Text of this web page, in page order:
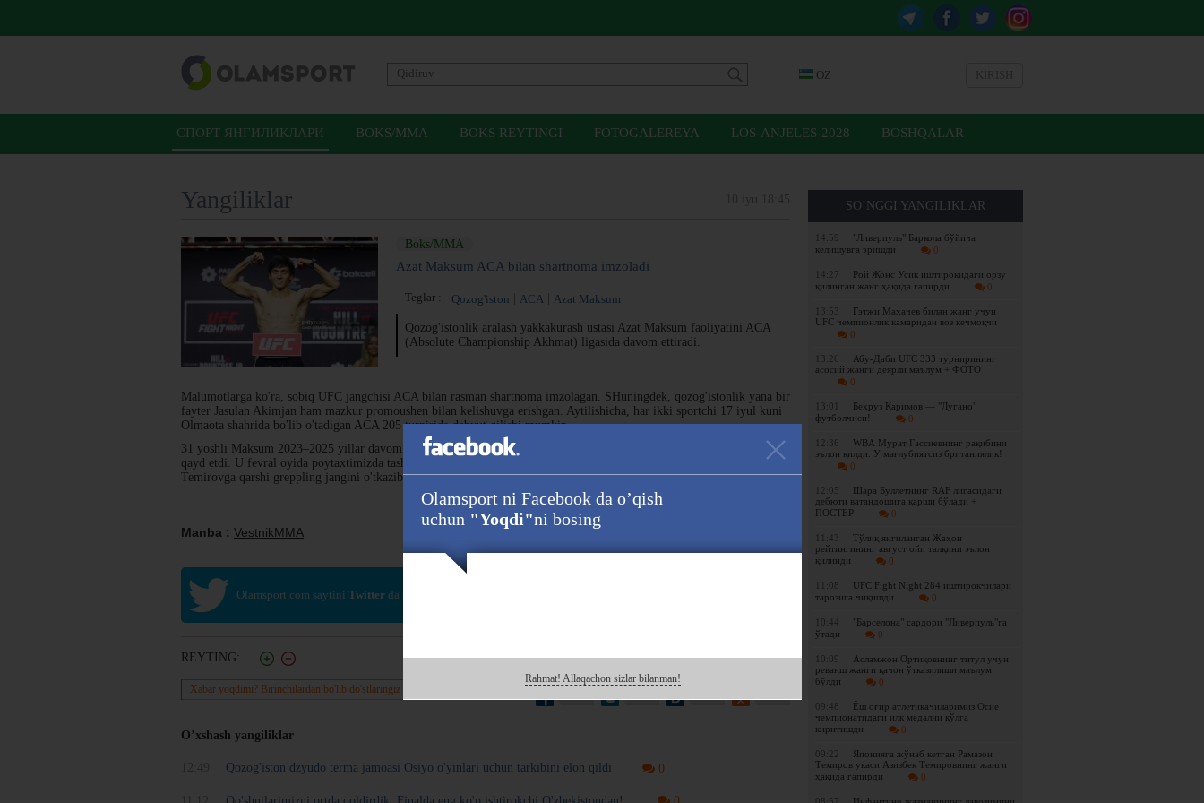
OZ
СПОРТ ЯНГИЛИКЛАРИ BOKS/MMA BOKS REYTINGI FOTOGALEREYA LOS-ANJELES-2028 BOSHQALAR
SO’NGGI YANGILIKLAR
14:59
"Ливерпуль" Баркола бўйича
келишувга эришди
0
14:27
Рой Жонс Усик иштирокидаги орзу
қилинган жанг ҳақида гапирди
0
13:53
Гэтжи Махачев билан жанг учун
UFC чемпионлик камаридан воз кечмоқчи
0
13:26
Абу-Даби UFC 333 турнирининг
асосий жанги деярли маълум + ФОТО
0
13:01
Беҳруз Каримов — "Лугано"
футболчиси!
0
12:36
WBА Мурат Гассиевнинг рақибини
эълон қилди. У мағлубиятсиз британиялик!
0
12:05
Шара Буллетнинг RAF лигасидаги
дебюти ватандошига қарши бўлади +
ПОСТЕР
0
11:43
Tўлиқ янгиланган Жаҳон
рейтингининг август ойи талқини эълон
қилинди
0
11:08
UFC Fight Night 284 иштирокчилари
тарозига чиқишди
0
10:44
"Барселона" сардори "Ливерпуль"га
ўтади
0
10:09
Асламжон Ортиқовнинг титул учун
реванш жанги қачон ўтказилиши маълум
бўлди
0
09:48
Ёш оғир атлетикачиларимиз Осиё
чемпионатидаги илк медални қўлга
киритишди
0
09:22
Японияга жўнаб кетган Рамазон
Темиров укаси Азизбек Темировнинг жанги
ҳақида гапирди
0
Yangiliklar
Boks/MMA
Azat Maksum ACA bilan shartnoma imzoladi
Teglar : Qozog'iston ACA Azat Maksum
Qozog'istonlik aralash yakkakurash ustasi Azat Maksum faoliyatini ACA
(Absolute Championship Akhmat) ligasida davom ettiradi.
Malumotlarga ko'ra, sobiq UFC jangchisi ACA bilan rasman shartnoma imzolagan. SHuningdek, qozog'istonlik yana bir
fayter Jasulan Akimjan ham mazkur promoushen bilan kelishuvga erishgan. Aytilishicha, har ikki sportchi 17 iyul kuni
Olmaota shahrida bo'lib o'tadigan ACA 205 turnirida debyut qilishi mumkin.
31 yoshli Maksum 2023–2025 yillar davomida UFC oktagonida to'rt marta jang qilib, bitta g'alaba va uchta mag'lubiyat
qayd etdi. U fevral oyida poytaxtimizda tashkil etilgan Mangu 1 musobaqasi doirasida hamyurtimiz Ramazon
Temirovga qarshi greppling jangini o'tkazib, durangga imzo chekkandi.
Manba : VestnikMMA
Olamsport.com saytini Twitter da ham kuzating!
REYTING:
Xabar yoqdimi? Birinchilardan bo'lib do'stlaringiz bilan o'rtoqlashing!
O’xshash yangiliklar
Qozog'iston dzyudo terma jamoasi Osiyo o'yinlari uchun tarkibini elon qildi 0
Olamsport ni Facebook da o’qish
uchun "Yoqdi"ni bosing
Rahmat! Allaqachon sizlar bilanman!